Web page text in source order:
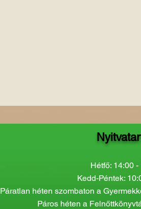
Hétfő: 14:00 -
Kedd-Péntek:
Páratlan héten szombaton a
Páros héten a